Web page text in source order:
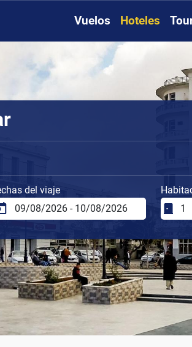
Vuelos Hoteles
del viaje